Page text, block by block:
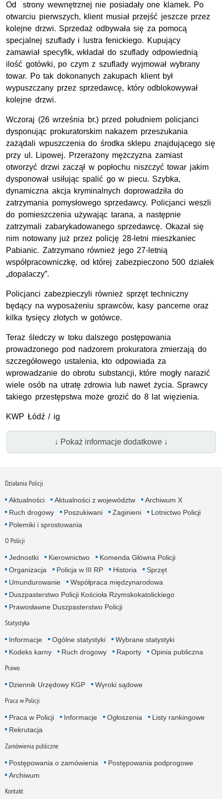
Od strony wewnętrznej nie posiadały one klamek. Po
otwarciu pierwszych, klient musiał przejść jeszcze przez
kolejne drzwi. Sprzedaż odbywała się za pomocą
specjalnej szuflady i lustra fenickiego. Kupujący
zamawiał specyfik, wkładał do szuflady odpowiednią
ilość gotówki, po czym z szuflady wyjmował wybrany
towar. Po tak dokonanych zakupach klient był
wypuszczany przez sprzedawcę, który odblokowywał
kolejne drzwi.
Wczoraj (26 września br.) przed południem policjanci
dysponując prokuratorskim nakazem przeszukania
zażądali wpuszczenia do środka sklepu znajdującego się
przy ul. Lipowej. Przerażony mężczyzna zamiast
otworzyć drzwi zaczął w popłochu niszczyć towar jakim
dysponował usiłując spalić go w piecu. Szybka,
dynamiczna akcja kryminalnych doprowadziła do
zatrzymania pomysłowego sprzedawcy. Policjanci weszli
do pomieszczenia używając tarana, a następnie
zatrzymali zabarykadowanego sprzedawcę. Okazał się
nim notowany już przez policję 28-letni mieszkaniec
Pabianic. Zatrzymano również jego 27-letnią
współpracowniczkę, od której zabezpieczono 500 działek
„dopalaczy”.
Policjanci zabezpieczyli również sprzęt techniczny
będący na wyposażeniu sprawców, kasy pancerne oraz
kilka tysięcy złotych w gotówce.
Teraz śledczy w toku dalszego postępowania
prowadzonego pod nadzorem prokuratora zmierzają do
szczegółowego ustalenia, kto odpowiada za
wprowadzanie do obrotu substancji, które mogły narazić
wiele osób na utratę zdrowia lub nawet życia. Sprawcy
takiego przestępstwa może grozić do 8 lat więzienia.
KWP Łódź / ig
↓ Pokaż informacje dodatkowe ↓
Działania Policji
Aktualności Aktualności z województw
Archiwum X
Ruch drogowy
Poszukiwani Zaginieni
Lotnictwo Policji
Polemiki i sprostowania
O Policji
Jednostki Kierownictwo
Komenda Główna Policji
Organizacja
Policja w III RP Historia
Sprzęt
Umundurowanie
Współpraca międzynarodowa
Duszpasterstwo Policji Kościoła Rzymskokatolickiego
Prawosławne Duszpasterstwo Policji
Statystyka
Informacje Ogólne statystyki
Wybrane statystyki
Kodeks karny
Ruch drogowy Raporty Opinia publiczna
Prawo
Dziennik Urzędowy KGP Wyroki sądowe
Praca w Policji
Praca w Policji Informacje Ogłoszenia
Listy rankingowe
Rekrutacja
Zamówienia publiczne
Postępowania o zamówienia
Postępowania podprogowe
Archiwum
Kontakt